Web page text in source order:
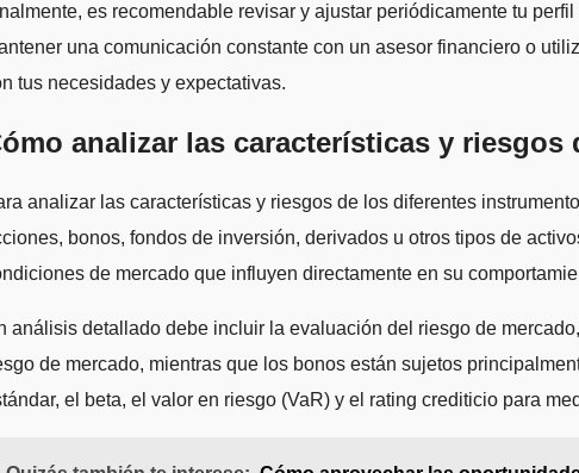
es recomendable revisar y ajustar periódicamente tu
una comunicación constante con un asesor financiero o
tus necesidades y expectativas.
analizar las características y
analizar las características y riesgos de los diferentes
bonos, fondos de inversión, derivados u otros tipos de
de mercado que influyen directamente en su
análisis detallado debe incluir la evaluación del riesgo de
de mercado, mientras que los bonos están sujetos
el beta, el valor en riesgo (VaR) y el rating crediticio para